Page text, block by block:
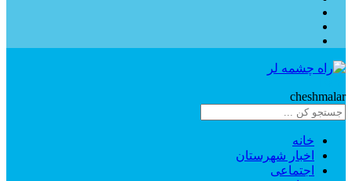
cheshmalar
خانه
اخبار شهرستان
اجتماعی